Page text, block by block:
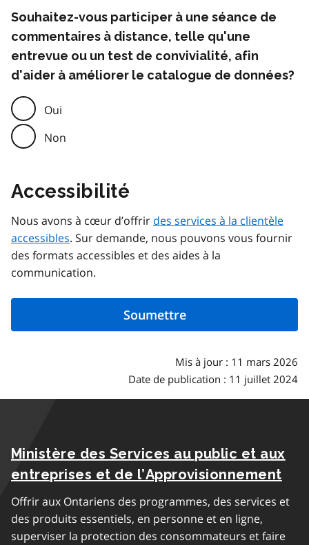
Souhaitez-vous participer à une séance de
commentaires à distance, telle qu'une
entrevue ou un test de convivialité, afin
d'aider à améliorer le catalogue de données?
Oui
Non
Accessibilité
Nous avons à cœur d’offrir des services à la clientèle
accessibles. Sur demande, nous pouvons vous fournir
des formats accessibles et des aides à la
communication.
Mis à jour : 11 mars 2026
Date de publication : 11 juillet 2024
Ministère des Services au public et aux
entreprises et de l’Approvisionnement
Offrir aux Ontariens des programmes, des services et
des produits essentiels, en personne et en ligne,
superviser la protection des consommateurs et faire